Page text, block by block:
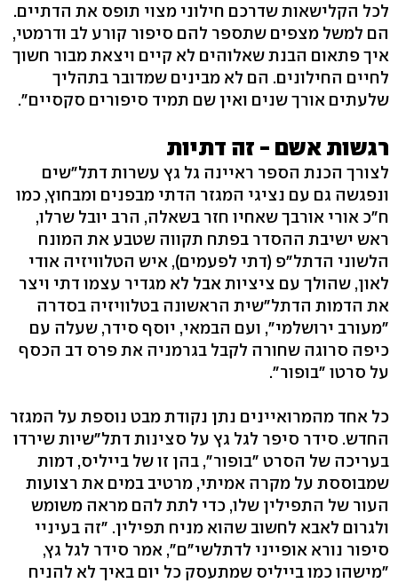
לכל הקלישאות שדרכם חילוני מצוי תופס את הדתיים.
הם למשל מצפים שתספר להם סיפור קורע לב ודרמטי,
איך פתאום הבנת שאלוהים לא קיים ויצאת מבור חשוך
לחיים החילונים. הם לא מבינים שמדובר בתהליך
שלעתים אורך שנים ואין שם תמיד סיפורים סקסיים".
רגשות אשם - זה דתיות
לצורך הכנת הספר ראיינה גל גץ עשרות דתל"שים
ונפגשה גם עם נציגי המגזר הדתי מבפנים ומבחוץ, כמו
ח"כ אורי אורבך שאחיו חזר בשאלה, הרב יובל שרלו,
ראש ישיבת ההסדר בפתח תקווה שטבע את המונח
הלשוני הדתל"פ (דתי לפעמים), איש הטלוויזיה אודי
לאון, שהולך עם ציציות אבל לא מגדיר עצמו דתי ויצר
את הדמות הדתל"שית הראשונה בטלוויזיה בסדרה
"מעורב ירושלמי", ועם הבמאי, יוסף סידר, שעלה עם
כיפה סרוגה שחורה לקבל בגרמניה את פרס דב הכסף
על סרטו "בופור".
כל אחד מהמרואיינים נתן נקודת מבט נוספת על המגזר
החדש. סידר סיפר לגל גץ על סצינות דתל"שיות שירדו
בעריכה של הסרט "בופור", בהן זו של בייליס, דמות
שמבוססת על מקרה אמיתי, מרטיב במים את רצועות
העור של התפילין שלו, כדי לתת להם מראה משומש
ולגרום לאבא לחשוב שהוא מניח תפילין. "זה בעיניי
סיפור נורא אופייני לדתלשי"ם", אמר סידר לגל גץ,
"מישהו כמו בייליס שמתעסק כל יום באיך לא להניח